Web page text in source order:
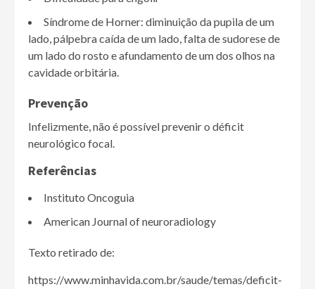
Síndrome de Horner: diminuição da pupila de um
lado, pálpebra caída de um lado, falta de sudorese de
um lado do rosto e afundamento de um dos olhos na
cavidade orbitária.
Prevenção
Infelizmente, não é possível prevenir o déficit
neurológico focal.
Referências
Instituto Oncoguia
American Journal of neuroradiology
Texto retirado de:
https://www.minhavida.com.br/saude/temas/deficit-